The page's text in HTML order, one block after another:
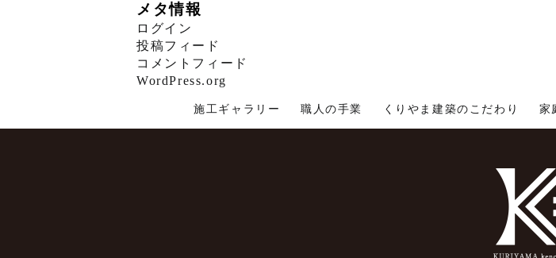
メタ情報
ログイン
投稿フィード
コメントフィード
WordPress.org
施工ギャラリー 職人の手業 くりやま建築のこだわり 家